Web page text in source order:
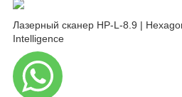
Лазерный сканер HP-L-8.9 |
Intelligence